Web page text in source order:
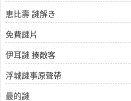
恵比壽 謎解き
免費謎片
伊耳謎 揍敵客
浮城謎事原聲帶
最的謎